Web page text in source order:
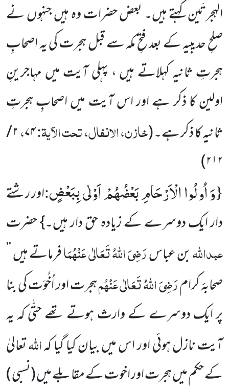
الہجرتَین کہتے ہیں۔ بعض حضرات وہ ہیں جنہوں نے
صلحِ حدیبیہ کے بعد فتحِ مکہ سے قبل ہجرت کی یہ اصحابِ
ہجرتِ ثانیہ کہلاتے ہیں ، پہلی آیت میں مہاجرینِ
اولین کا ذکر ہے اور اس آیت میں اصحابِ ہجرتِ
ثانیہ کا ذکر ہے۔(خازن، الانفال، تحت الآیۃ:۷۴، ۲ /
۲۱۲)
{وَ اُولُوا الْاَرْحَامِ بَعْضُهُمْ اَوْلٰى بِبَعْضٍ:اور رشتے
دار ایک دوسرے کے زیادہ حق دار ہیں۔} حضرت
عبداللہبن عباسرَضِیَ اللہُ تَعَالٰی عَنْہُمَافرماتے ہیں ’’
صحابۂ کرامرَضِیَ اللہُ تَعَالٰی عَنْہُمہجرت اور اُخُوَت کی بنا
پر ایک دوسرے کے وارث ہوتے تھے حتّٰی کہ یہ
آیت نازل ہوئی اور اس میں بیان کیا گیا کہاللہتعالیٰ
کے حکم میں ہجرت اور اخوت کے مقابلے میں (نسبی )